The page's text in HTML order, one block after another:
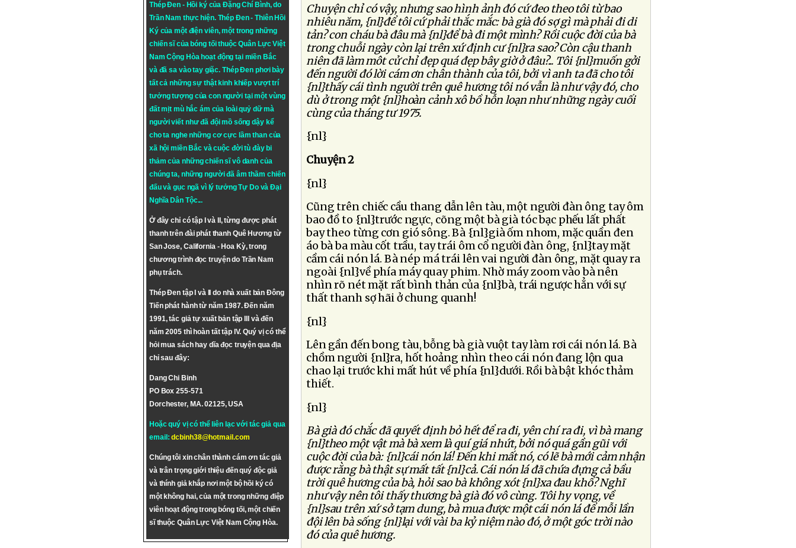
Thép Đen - Hồi ký của Đặng Chí Bình, do
Trần Nam thực hiện. Thép Đen- Thiên Hồi
Ký của một điện viên, một trong những
chiến sĩ của bóng tối thuộc Quân Lực Việt
Nam Cộng Hòa hoạt động tại miền Bắc
và đã sa vào tay giặc. Thép Đen phơi bày
tất cả những sự thật kinh khiếp vượt trí
tưởng tượng của con người tại một vùng
đất mịt mù hắc ám của loài quỷ dữ mà
người viết như đã đội mồ sống dậy kể
cho ta nghe những cơ cực lầm than của
xã hội miền Bắc và cuộc đời tù đày bi
thảm của những chiến sĩ vô danh của
chúng ta, những người đã âm thầm chiến
đấu và gục ngã vì lý tưởngTự DovàĐại
Nghĩa Dân Tộc...
Ở đây chỉ có tập I và II, từng được phát
thanh trên đài phát thanh Quê Hương từ
San Jose, California - Hoa Kỳ, trong
chương trình đọc truyện do Trần Nam
phụ trách.
Thép Đen tập I và II do nhà xuất bản Đông
Tiến phát hành từ năm 1987. Đến năm
1991, tác giả tự xuất bản tập III và đến
năm 2005 thì hoàn tất tập IV. Quý vị có thể
hỏi mua sách hay dĩa đọc truyện qua địa
chỉ sau đây:
Dang Chi Binh
PO Box 255-571
Dorchester, MA. 02125, USA
Hoặc quý vị có thể liên lạc với tác giả qua
email:dcbinh38@hotmail.com
Chúng tôi xin chân thành cám ơn tác giả
và trân trọng giới thiệu đến quý độc giả
và thính giả khắp nơi một bộ hồi ký có
một không hai, của một trong những điệp
viên hoạt động trong bóng tối, một chiến
sĩ thuộc Quân Lực Việt Nam Cộng Hòa.
Chuyện chỉ có vậy, nhưng sao hình ảnh đó cứ đeo theo tôi từ bao
nhiêu năm, {nl}để tôi cứ phải thắc mắc: bà già đó sợ gì mà phải đi di
tản? con cháu bà đâu mà {nl}để bà đi một mình? Rồi cuộc đời của bà
trong chuỗi ngày còn lại trên xứ định cư {nl}ra sao? Còn cậu thanh
niên đã làm môt cử chỉ đẹp quá đẹp bây giờ ở đâu?... Tôi {nl}muốn gởi
đến người đó lời cám ơn chân thành của tôi, bởi vì anh ta đã cho tôi
{nl}thấy cái tình người trên quê hương tôi nó vẫn là như vậy đó, cho
dù ở trong một {nl}hoàn cảnh xô bồ hỗn loạn như những ngày cuối
cùng của tháng tư 1975.
{nl}
Chuyện 2
{nl}
Cũng trên chiếc cầu thang dẫn lên tàu, một người đàn ông tay ôm
bao đồ to {nl}trước ngực, cõng một bà già tóc bạc phếu lất phất
bay theo từng cơn gió sông. Bà {nl}già ốm nhom, mặc quần đen
áo bà ba màu cốt trầu, tay trái ôm cổ người đàn ông, {nl}tay mặt
cầm cái nón lá. Bà nép má trái lên vai người đàn ông, mặt quay ra
ngoài {nl}về phía máy quay phim. Nhờ máy zoom vào bà nên
nhìn rõ nét mặt rất bình thản của {nl}bà, trái ngược hẳn với sự
thất thanh sợ hãi ở chung quanh!
{nl}
Lên gần đến bong tàu, bỗng bà già vuột tay làm rơi cái nón lá. Bà
chồm người {nl}ra, hốt hoảng nhìn theo cái nón đang lộn qua
chao lại trước khi mất hút về phía {nl}dưới. Rồi bà bật khóc thảm
thiết.
{nl}
Bà già đó chắc đã quyết định bỏ hết để ra đi, yên chí ra đi, vì bà mang
{nl}theo một vật mà bà xem là quí giá nhứt, bởi nó quá gần gũi với
cuộc đời của bà: {nl}cái nón lá! Ðến khi mất nó, có lẽ bà mới cảm nhận
được rằng bà thật sự mất tất {nl}cả. Cái nón lá đã chứa đựng cả bầu
trời quê hương của bà, hỏi sao bà không xót {nl}xa đau khổ? Nghĩ
như vậy nên tôi thấy thương bà già đó vô cùng. Tôi hy vọng, về
{nl}sau trên xứ sở tạm dung, bà mua được một cái nón lá để mỗi lần
đội lên bà sống {nl}lại với vài ba kỷ niệm nào đó, ở một góc trời nào
đó của quê hương.